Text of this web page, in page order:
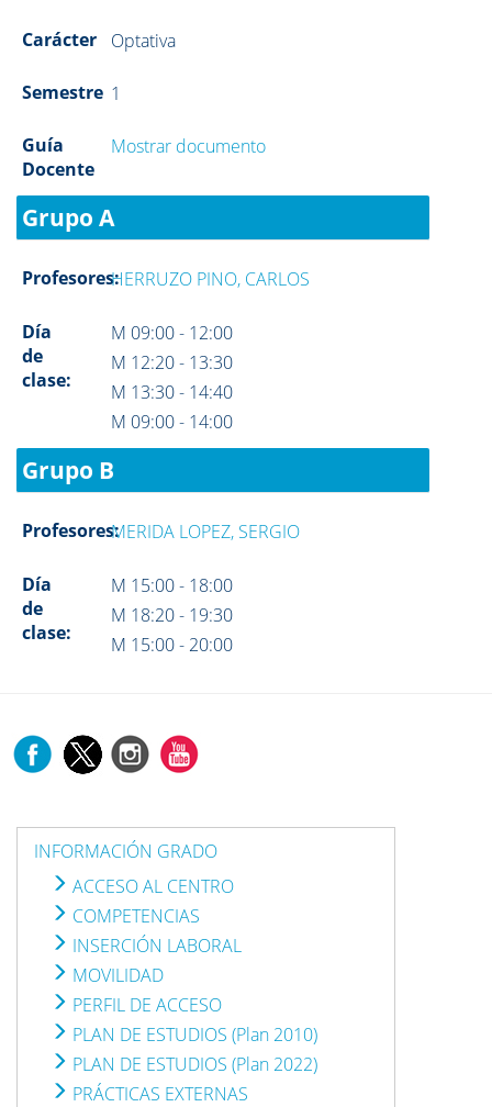
Carácter Optativa
Semestre 1
Guía
Docente
Mostrar documento
Grupo A
Profesores:HERRUZO PINO, CARLOS
Día
de
clase:
M 09:00 - 12:00
M 12:20 - 13:30
M 13:30 - 14:40
M 09:00 - 14:00
Grupo B
Profesores:MERIDA LOPEZ, SERGIO
Día
de
clase:
M 15:00 - 18:00
M 18:20 - 19:30
M 15:00 - 20:00
INFORMACIÓN GRADO
ACCESO AL CENTRO
COMPETENCIAS
INSERCIÓN LABORAL
MOVILIDAD
PERFIL DE ACCESO
PLAN DE ESTUDIOS (Plan 2010)
PLAN DE ESTUDIOS (Plan 2022)
PRÁCTICAS EXTERNAS